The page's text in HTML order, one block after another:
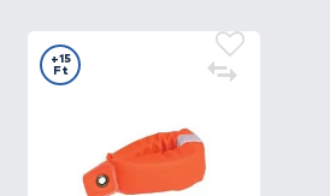
+15
Ft